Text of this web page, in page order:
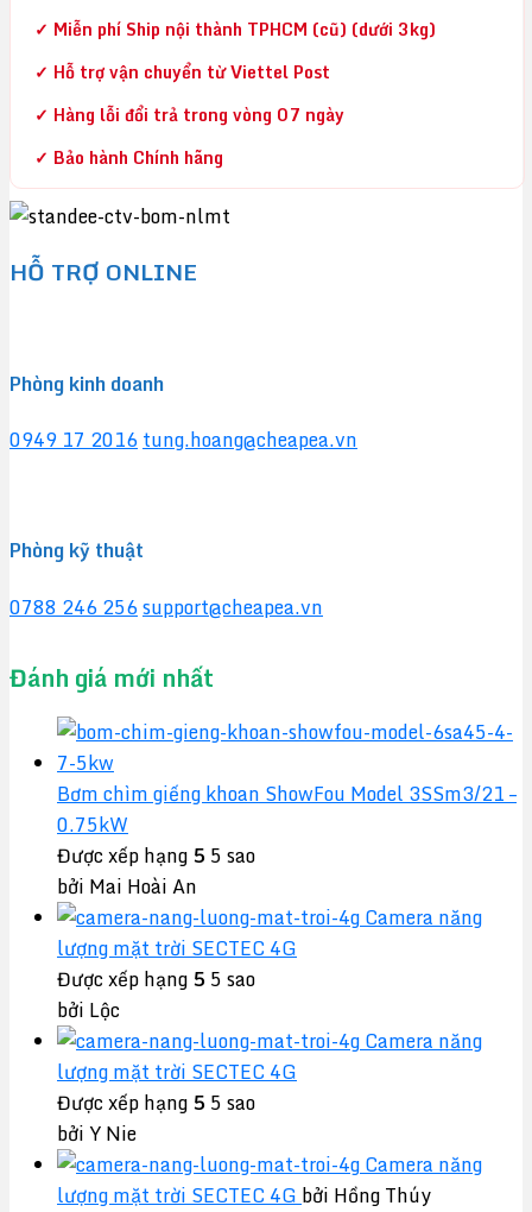
✓ Miễn phí Ship nội thành TPHCM (cũ) (dưới 3kg)
✓ Hỗ trợ vận chuyển từ Viettel Post
✓ Hàng lỗi đổi trả trong vòng 07 ngày
✓ Bảo hành Chính hãng
HỖ TRỢ ONLINE
Phòng kinh doanh
0949 17 2016tung.hoang@cheapea.vn
Phòng kỹ thuật
0788 246 256support@cheapea.vn
Đánh giá mới nhất
Bơm chìm giếng khoan ShowFou Model 3SSm3/21 –
0.75kW
Được xếp hạng5 5 sao
bởi Mai Hoài An
Camera năng
lượng mặt trời SECTEC 4G
Được xếp hạng5 5 sao
bởi Lộc
Camera năng
lượng mặt trời SECTEC 4G
Được xếp hạng5 5 sao
bởi Y Nie
Camera năng
lượng mặt trời SECTEC 4G bởi Hồng Thúy